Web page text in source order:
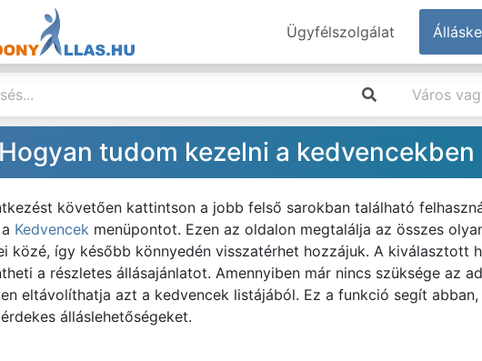
Ügyfélszolgálat
tudom kezelni a
követően kattintson a jobb felső sarokban található
Kedvencek menüpontot. Ezen az oldalon megtalálja az összes
közé, így később könnyedén visszatérhet hozzájuk. A kiválasztott
a részletes állásajánlatot. Amennyiben már nincs szüksége az
eltávolíthatja azt a kedvencek listájából. Ez a funkció segít
álláslehetőségeket.